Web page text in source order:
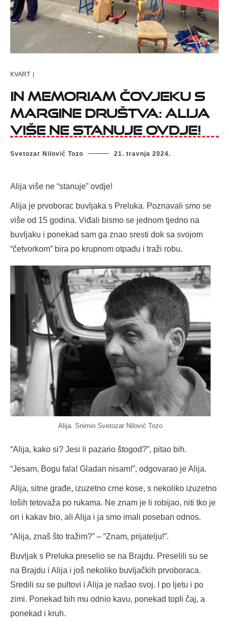
KVART |
In memoriam čovjeku s
margine društva: Alija
više ne stanuje ovdje!
Svetozar Nilović Tozo 21. travnja 2024.
Alija više ne “stanuje” ovdje!
Alija je prvoborac buvljaka s Preluka. Poznavali smo se
više od 15 godina. Viđali bismo se jednom tjedno na
buvljaku i ponekad sam ga znao sresti dok sa svojom
“četvorkom” bira po krupnom otpadu i traži robu.
Alija. Snimio Svetozar Nilović Tozo
“Alija, kako si? Jesi li pazario štogod?”, pitao bih.
“Jesam, Bogu fala! Gladan nisam!”, odgovarao je Alija.
Alija, sitne građe, izuzetno crne kose, s nekoliko izuzetno
loših tetovaža po rukama. Ne znam je li robijao, niti tko je
on i kakav bio, ali Alija i ja smo imali poseban odnos.
“Alija, znaš što tražim?” – “Znam, prijatelju!”.
Buvljak s Preluka preselio se na Brajdu. Preselili su se
na Brajdu i Alija i još nekoliko buvljačkih prvoboraca.
Sredili su se pultovi i Alija je našao svoj. I po ljetu i po
zimi. Ponekad bih mu odnio kavu, ponekad topli čaj, a
ponekad i kruh.